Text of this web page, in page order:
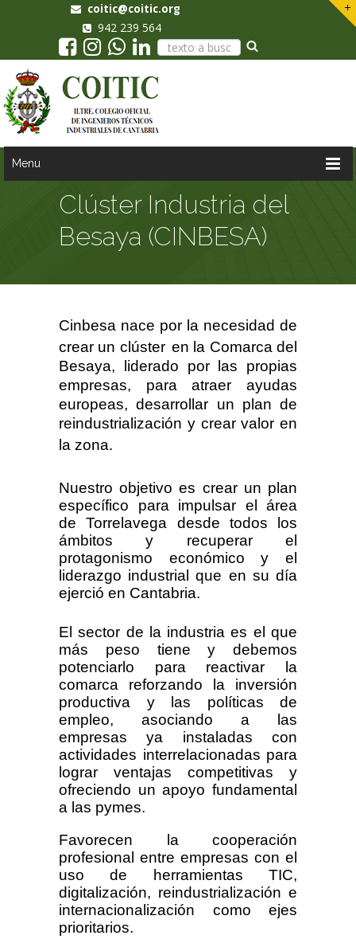
coitic@coitic.org
942 239 564
Menu
Clúster Industria del
Besaya (CINBESA)
Cinbesa nace por la necesidad de
crear un clúster en la Comarca del
Besaya, liderado por las propias
empresas, para atraer ayudas
europeas, desarrollar un plan de
reindustrialización y crear valor en
la zona.
Nuestro objetivo es crear un plan
específico para impulsar el área
de Torrelavega desde todos los
ámbitos y recuperar el
protagonismo económico y el
liderazgo industrial que en su día
ejerció en Cantabria.
El sector de la industria es el que
más peso tiene y debemos
potenciarlo para reactivar la
comarca reforzando la inversión
productiva y las políticas de
empleo, asociando a las
empresas ya instaladas con
actividades interrelacionadas para
lograr ventajas competitivas y
ofreciendo un apoyo fundamental
a las pymes.
Favorecen la cooperación
profesional entre empresas con el
uso de herramientas TIC,
digitalización, reindustrialización e
internacionalización como ejes
prioritarios.